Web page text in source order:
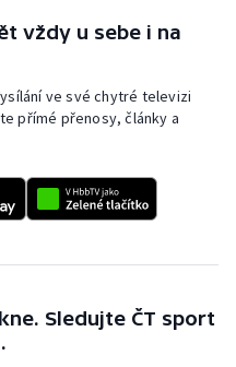
vždy u sebe i na
ve své chytré televizi
přímé přenosy, články a
Sledujte ČT sport